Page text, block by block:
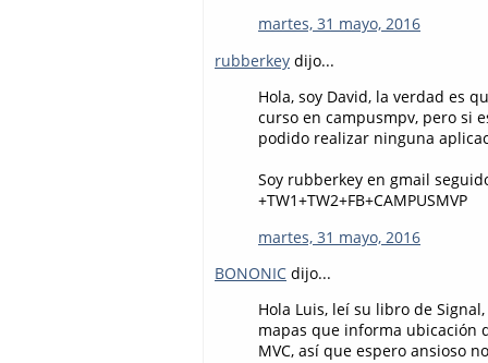
martes, 31 mayo, 2016
rubberkey dijo...
Hola, soy David, la verdad es
curso en campusmpv, pero si
podido realizar ninguna
Soy rubberkey en gmail
+TW1+TW2+FB+CAMPUSMVP
martes, 31 mayo, 2016
BONONIC dijo...
Hola Luis, leí su libro de
mapas que informa ubicación
MVC, así que espero ansioso